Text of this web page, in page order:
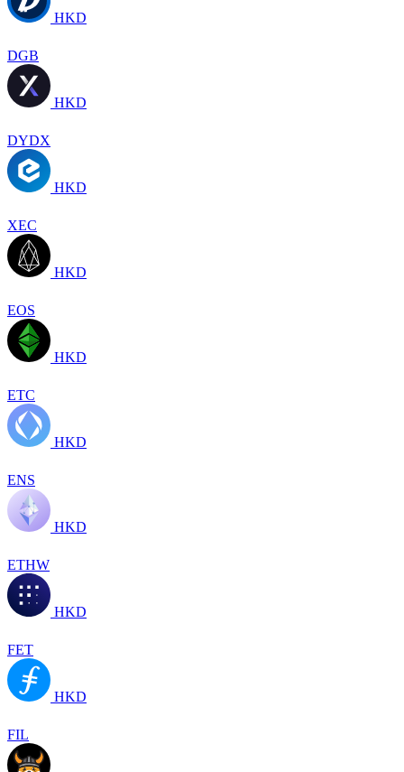
HKD
DGB
HKD
DYDX
HKD
XEC
HKD
EOS
HKD
ETC
HKD
ENS
HKD
ETHW
HKD
FET
HKD
FIL